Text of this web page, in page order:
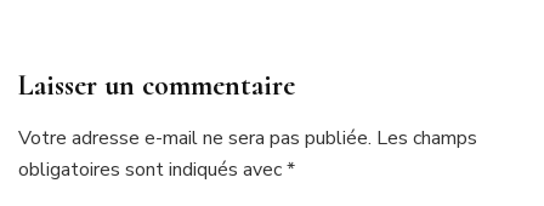
Laisser un commentaire
Votre adresse e-mail ne sera pas publiée. Les champs
obligatoires sont indiqués avec*